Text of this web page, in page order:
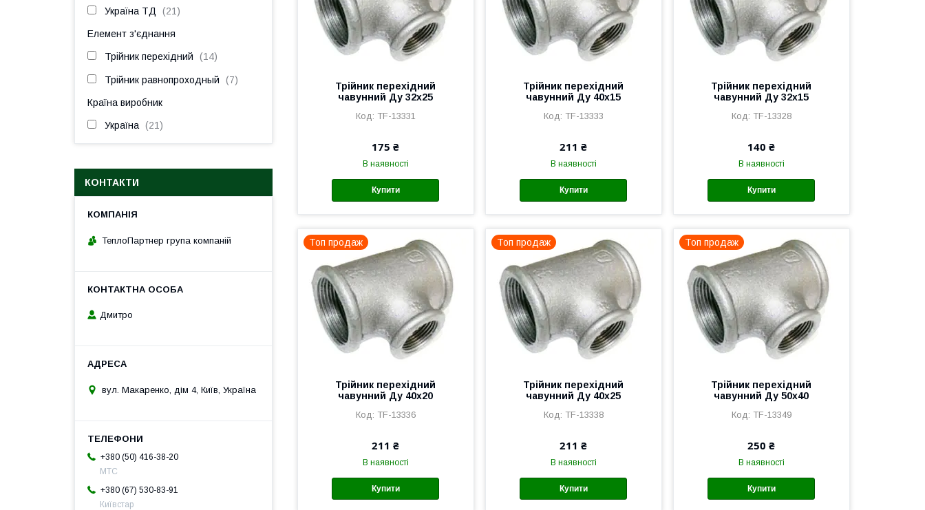
Трійник перехідний
чавунний Ду 32х25
TF-13331
175 ₴
В наявності
Купити
Трійник перехідний
чавунний Ду 40х15
TF-13333
211 ₴
В наявності
Купити
Трійник перехідний
чавунний Ду 32х15
TF-13328
140 ₴
В наявності
Купити
Топ продаж
Трійник перехідний
чавунний Ду 40х20
TF-13336
211 ₴
В наявності
Купити
Топ продаж
Трійник перехідний
чавунний Ду 40х25
TF-13338
211 ₴
В наявності
Купити
Топ продаж
Трійник перехідний
чавунний Ду 50х40
TF-13349
250 ₴
В наявності
Купити
Україна ТД 21
Елемент з'єднання
Трійник перехідний 14
Трійник равнопроходный 7
Країна виробник
Україна 21
КОНТАКТИ
ТеплоПартнер група компаній
Дмитро
вул. Макаренко, дім 4, Київ, Україна
+380 (50) 416-38-20
МТС
+380 (67) 530-83-91
Київстар